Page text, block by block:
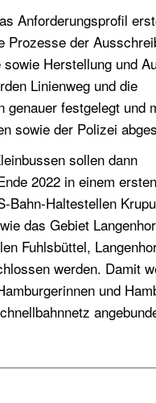
Anforderungsprofil
Prozesse der
Herstellung und
Linienweg und die
genauer festgelegt und
sowie der Polizei
sollen dann
2022 in einem
Bahn-Haltestellen
das Gebiet
Fuhlsbüttel,
werden. Damit
und